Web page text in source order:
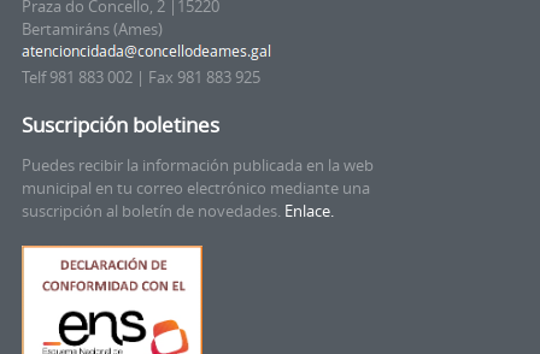
Praza do Concello, 2 |15220
Bertamiráns (Ames)
Telf 981 883 002 | Fax 981 883 925
Suscripción boletines
Puedes recibir la información publicada en la web
municipal en tu correo electrónico mediante una
suscripción al boletín de novedades. Enlace.